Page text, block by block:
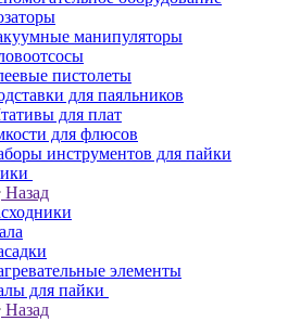
манипуляторы
пистолеты
для паяльников
для плат
для флюсов
инструментов для пайки
Назад
элементы
для пайки
Назад